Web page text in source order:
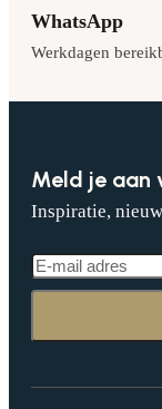
WhatsApp
Werkdagen
Meld je aan
Inspiratie,